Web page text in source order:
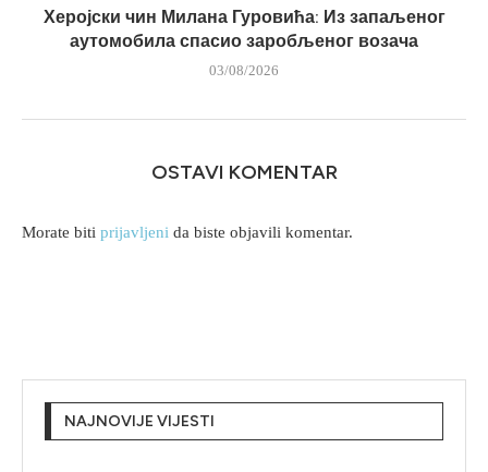
Херојски чин Милана Гуровића: Из запаљеног
аутомобила спасио заробљеног возача
03/08/2026
OSTAVI KOMENTAR
Morate biti prijavljeni da biste objavili komentar.
NAJNOVIJE VIJESTI